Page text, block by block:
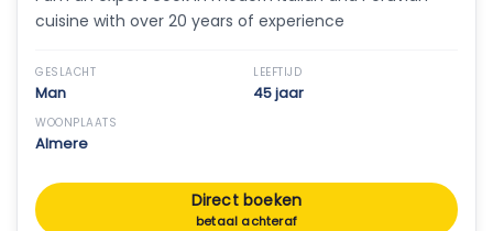
cuisine with over 20 years of experience
GESLACHT
Man
LEEFTIJD
45 jaar
WOONPLAATS
Almere
Direct boeken
betaal achteraf